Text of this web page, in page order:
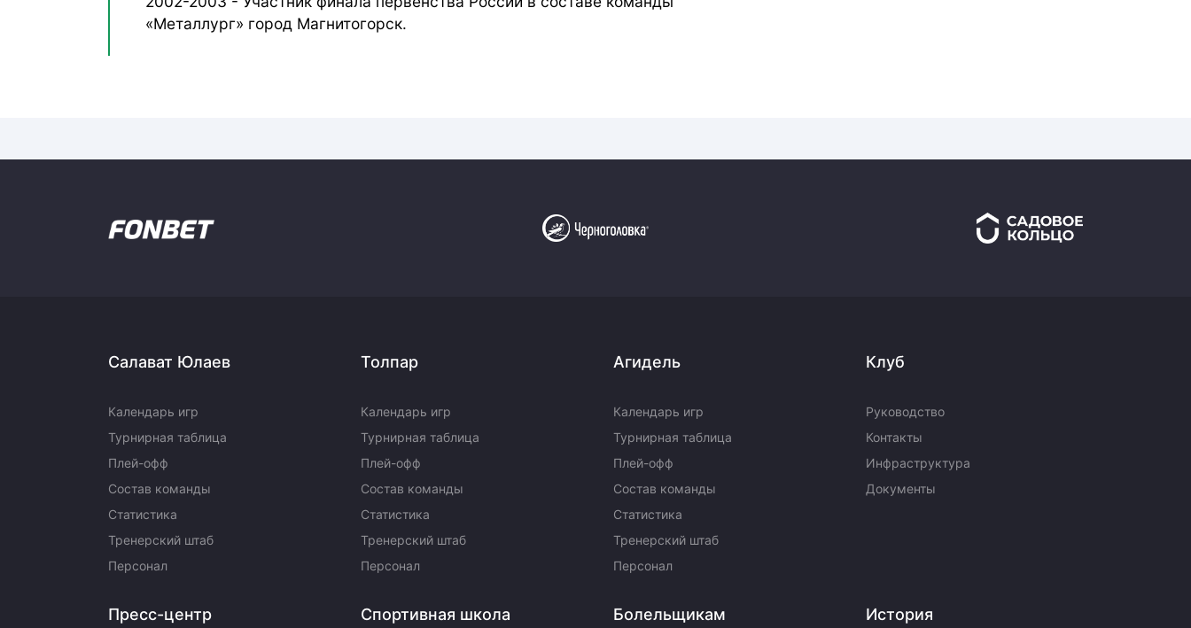
«Металлург» город Магнитогорск.
Салават Юлаев
Календарь игр
Турнирная таблица
Плей-офф
Состав команды
Статистика
Тренерский штаб
Персонал
Толпар
Календарь игр
Турнирная таблица
Плей-офф
Состав команды
Статистика
Тренерский штаб
Персонал
Агидель
Календарь игр
Турнирная таблица
Плей-офф
Состав команды
Статистика
Тренерский штаб
Персонал
Клуб
Руководство
Контакты
Инфраструктура
Документы
Пресс-центр Спортивная школа Болельщикам История